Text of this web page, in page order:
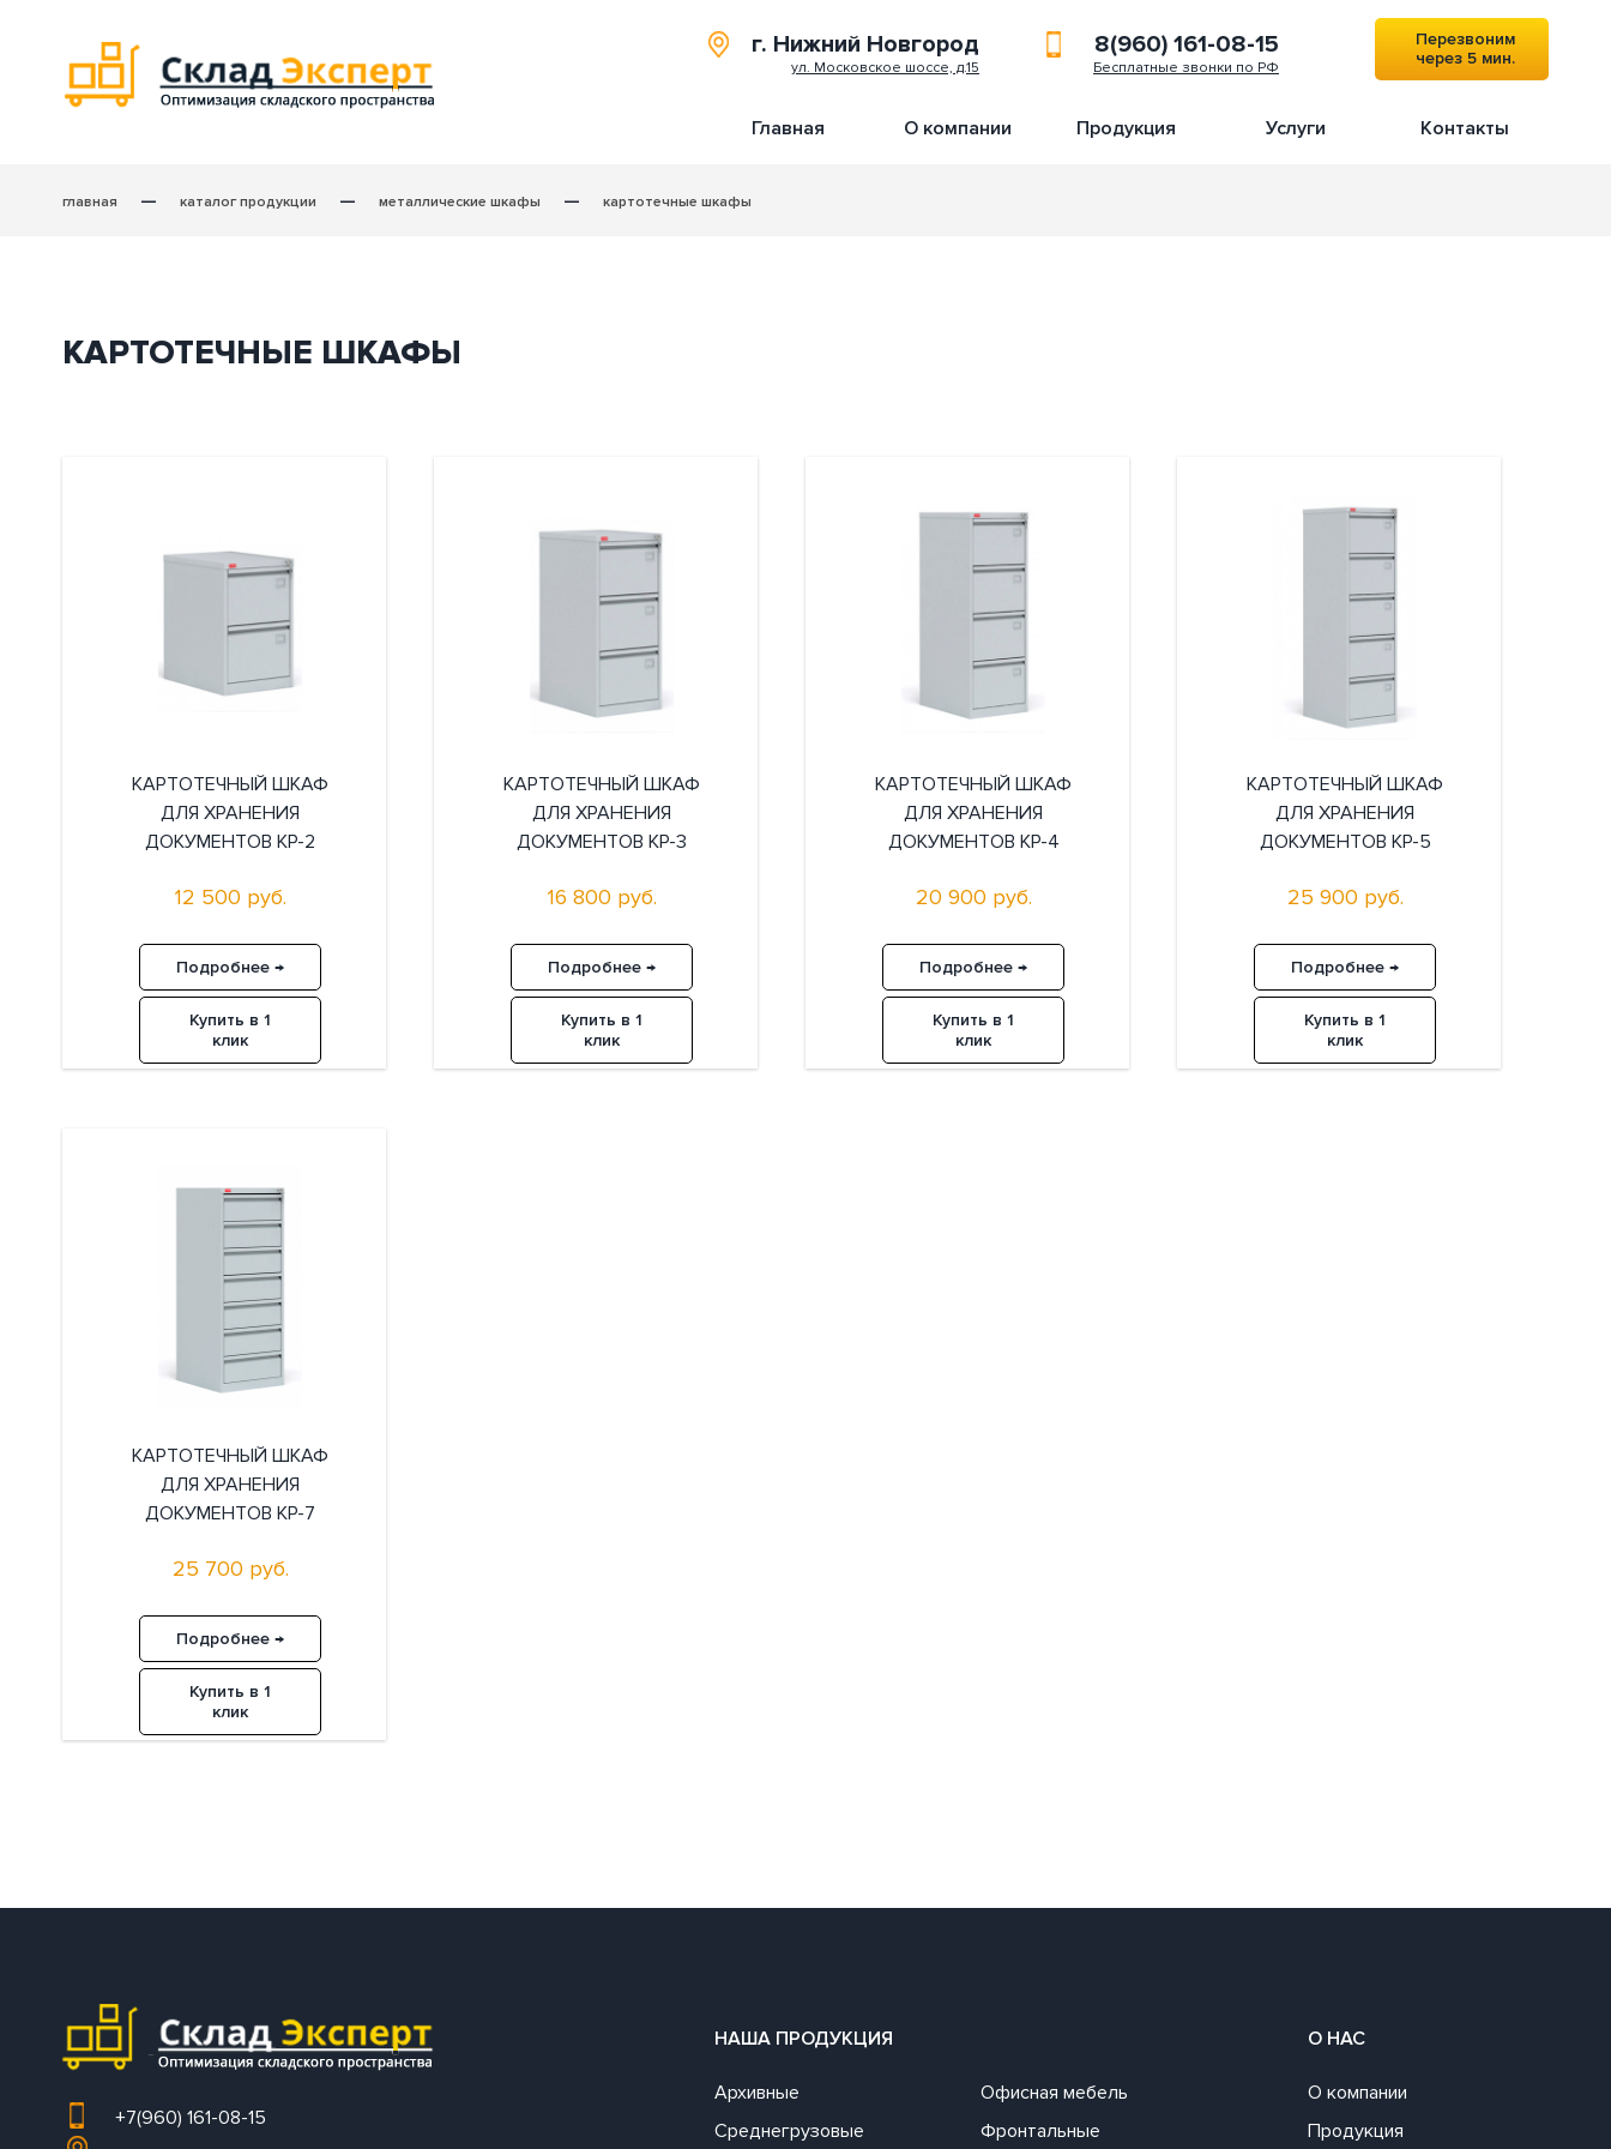
г. Нижний Новгород
ул. Московское шоссе, д.15
8(960) 161-08-15
Бесплатные звонки по РФ
Перезвоним
через 5 мин.
Главная О компании Продукция Услуги Контакты
главная — каталог продукции — металлические шкафы — картотечные шкафы
КАРТОТЕЧНЫЕ ШКАФЫ
КАРТОТЕЧНЫЙ ШКАФ
ДЛЯ ХРАНЕНИЯ
ДОКУМЕНТОВ КР-2
12 500 руб.
Подробнее →
Купить в 1
клик
КАРТОТЕЧНЫЙ ШКАФ
ДЛЯ ХРАНЕНИЯ
ДОКУМЕНТОВ КР-3
16 800 руб.
Подробнее →
Купить в 1
клик
КАРТОТЕЧНЫЙ ШКАФ
ДЛЯ ХРАНЕНИЯ
ДОКУМЕНТОВ КР-4
20 900 руб.
Подробнее →
Купить в 1
клик
КАРТОТЕЧНЫЙ ШКАФ
ДЛЯ ХРАНЕНИЯ
ДОКУМЕНТОВ КР-5
25 900 руб.
Подробнее →
Купить в 1
клик
КАРТОТЕЧНЫЙ ШКАФ
ДЛЯ ХРАНЕНИЯ
ДОКУМЕНТОВ КР-7
25 700 руб.
Подробнее →
Купить в 1
клик
+7(960) 161-08-15
НАША ПРОДУКЦИЯ
Архивные
Среднегрузовые
Офисная мебель
Фронтальные
О НАС
О компании
Продукция